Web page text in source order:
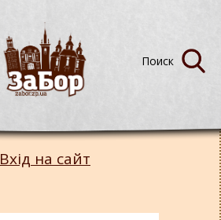
Вхід на сайт